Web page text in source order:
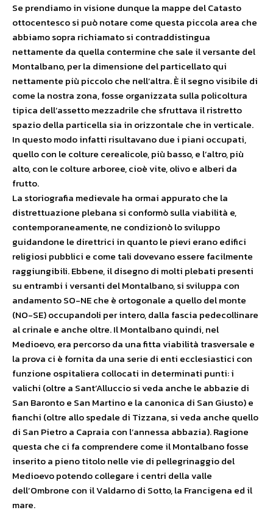
Se prendiamo in visione dunque la mappe del Catasto
ottocentesco si può notare come questa piccola area che
abbiamo sopra richiamato si contraddistingua
nettamente da quella contermine che sale il versante del
Montalbano, per la dimensione del particellato qui
nettamente più piccolo che nell’altra. È il segno visibile di
come la nostra zona, fosse organizzata sulla policoltura
tipica dell’assetto mezzadrile che sfruttava il ristretto
spazio della particella sia in orizzontale che in verticale.
In questo modo infatti risultavano due i piani occupati,
quello con le colture cerealicole, più basso, e l’altro, più
alto, con le colture arboree, cioè vite, olivo e alberi da
frutto.
La storiografia medievale ha ormai appurato che la
distrettuazione plebana si conformò sulla viabilità e,
contemporaneamente, ne condizionò lo sviluppo
guidandone le direttrici in quanto le pievi erano edifici
religiosi pubblici e come tali dovevano essere facilmente
raggiungibili. Ebbene, il disegno di molti plebati presenti
su entrambi i versanti del Montalbano, si sviluppa con
andamento SO-NE che è ortogonale a quello del monte
(NO-SE) occupandoli per intero, dalla fascia pedecollinare
al crinale e anche oltre. Il Montalbano quindi, nel
Medioevo, era percorso da una fitta viabilità trasversale e
la prova ci è fornita da una serie di enti ecclesiastici con
funzione ospitaliera collocati in determinati punti: i
valichi (oltre a Sant’Alluccio si veda anche le abbazie di
San Baronto e San Martino e la canonica di San Giusto) e
fianchi (oltre allo spedale di Tizzana, si veda anche quello
di San Pietro a Capraia con l’annessa abbazia). Ragione
questa che ci fa comprendere come il Montalbano fosse
inserito a pieno titolo nelle vie di pellegrinaggio del
Medioevo potendo collegare i centri della valle
dell’Ombrone con il Valdarno di Sotto, la Francigena ed il
mare.